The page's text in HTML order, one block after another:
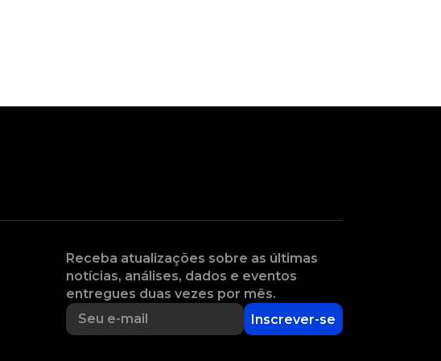
Receba atualizações sobre as últimas
notícias, análises, dados e eventos
entregues duas vezes por mês.
Inscrever-se